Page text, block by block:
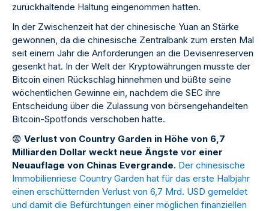
zurückhaltende Haltung eingenommen hatten.
In der Zwischenzeit hat der chinesische Yuan an Stärke
gewonnen, da die chinesische Zentralbank zum ersten Mal
seit einem Jahr die Anforderungen an die Devisenreserven
gesenkt hat. In der Welt der Kryptowährungen musste der
Bitcoin einen Rückschlag hinnehmen und büßte seine
wöchentlichen Gewinne ein, nachdem die SEC ihre
Entscheidung über die Zulassung von börsengehandelten
Bitcoin-Spotfonds verschoben hatte.
😨 Verlust von Country Garden in Höhe von 6,7
Milliarden Dollar weckt neue Ängste vor einer
Neuauflage von Chinas Evergrande. Der chinesische
Immobilienriese Country Garden hat für das erste Halbjahr
einen erschütternden Verlust von 6,7 Mrd. USD gemeldet
und damit die Befürchtungen einer möglichen finanziellen